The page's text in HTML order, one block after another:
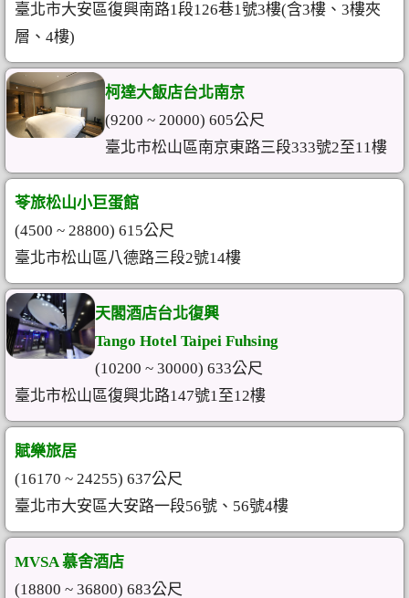
臺北市大安區復興南路1段126巷1號3樓(含3樓、3樓夾
層、4樓)
柯達大飯店台北南京
(9200 ~ 20000) 605公尺
臺北市松山區南京東路三段333號2至11樓
苓旅松山小巨蛋館
(4500 ~ 28800) 615公尺
臺北市松山區八德路三段2號14樓
天閣酒店台北復興
Tango Hotel Taipei Fuhsing
(10200 ~ 30000) 633公尺
臺北市松山區復興北路147號1至12樓
賦樂旅居
(16170 ~ 24255) 637公尺
臺北市大安區大安路一段56號、56號4樓
MVSA 慕舍酒店
(18800 ~ 36800) 683公尺